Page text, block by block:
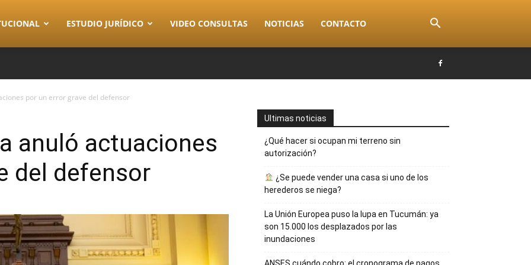
ESTUDIO JURÍDICO VIDEO CONSULTAS NOTICIAS CONTACTO
por un error grave del defensor
anuló actuaciones
del defensor
Ultimas noticias
¿Qué hacer si ocupan mi terreno sin
autorización?
¿Se puede vender una casa si uno de los
herederos se niega?
La Unión Europea puso la lupa en Tucumán: ya
son 15.000 los desplazados por las
inundaciones